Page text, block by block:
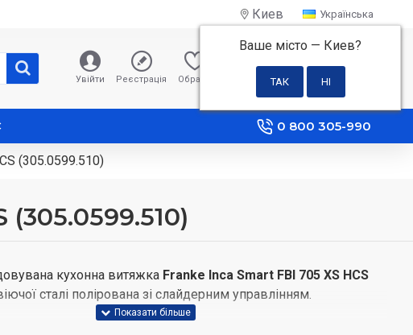
Киев
Ваше місто — Киев?
Українська
Увійти Реєстрація Обране Порівняння
0 грн
0 800 305-990
(305.0599.510)
кухонна витяжка Franke Inca Smart FBI 705 XS HCS
сталі полірована зі слайдерним управлінням.